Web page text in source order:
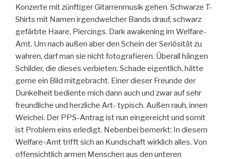
Konzerte mit zünftiger Gitarrenmusik gehen. Schwarze T-
Shirts mit Namen irgendwelcher Bands drauf, schwarz
gefärbte Haare, Piercings. Dark awakening im Welfare-
Amt. Um nach außen aber den Schein der Seriösität zu
wahren, darf man sie nicht fotografieren. Überall hängen
Schilder, die dieses verbieten. Schade eigentlich, hätte
gerne ein Bild mitgebracht. Einer dieser Freunde der
Dunkelheit bediente mich dann auch und zwar auf sehr
freundliche und herzliche Art- typisch. Außen rauh, innen
Weichei. Der PPS-Antrag ist nun eingereicht und somit
ist Problem eins erledigt. Nebenbei bemerkt: In diesem
Welfare-Amt trifft sich an Kundschaft wirklich alles. Von
offensichtlich armen Menschen aus den unteren